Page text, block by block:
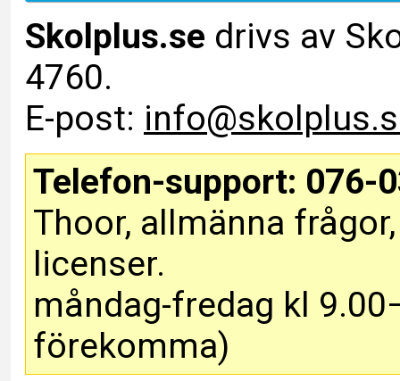
Skolplus.se drivs av
4760.
E-post:
Telefon-support: 076-
Thoor, allmänna
licenser.
måndag-fredag kl
förekomma)